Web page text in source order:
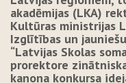
akadēmijas (LKA)
Kultūras ministrijas
Izglītības un
“Latvijas Skolas
prorektore
kanona konkursa